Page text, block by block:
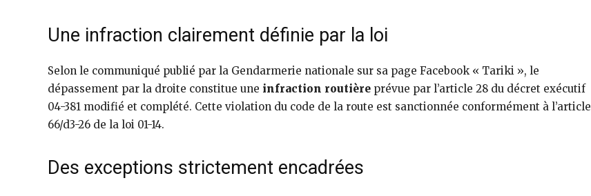
Une infraction clairement définie par la loi
Selon le communiqué publié par la Gendarmerie nationale sur sa page Facebook « Tariki », le
dépassement par la droite constitue une infraction routière prévue par l’article 28 du décret exécutif
04-381 modifié et complété. Cette violation du code de la route est sanctionnée conformément à l’article
66/d3-26 de la loi 01-14.
Des exceptions strictement encadrées